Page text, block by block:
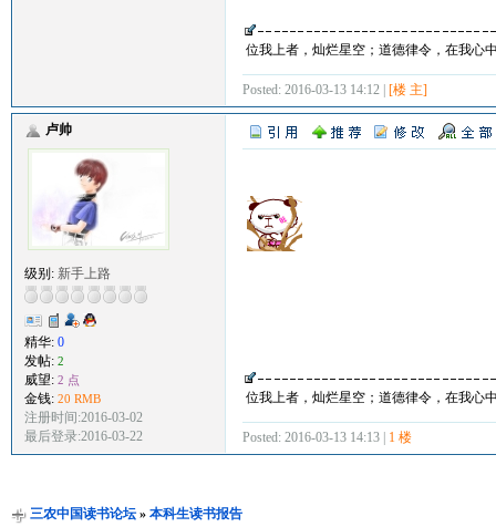
位我上者，灿烂星空；道德律令，在我心
Posted: 2016-03-13 14:12 | [楼 主]
卢帅
级别: 新手上路
精华: 0
发帖: 2
威望: 2 点
金钱: 20 RMB
注册时间:2016-03-02
最后登录:2016-03-22
位我上者，灿烂星空；道德律令，在我心
Posted: 2016-03-13 14:13 | 1 楼
三农中国读书论坛» 本科生读书报告